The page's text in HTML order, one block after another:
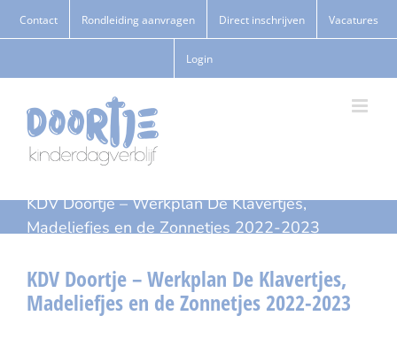
naar
Contact Rondleiding aanvragen Direct inschrijven Vacatures
Login
KDV Doortje – Werkplan De Klavertjes,
Madeliefjes en de Zonnetjes 2022-2023
KDV Doortje – Werkplan De Klavertjes,
Madeliefjes en de Zonnetjes 2022-2023